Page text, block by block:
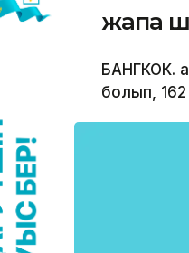
жапа
БАНГКОК.
болып,